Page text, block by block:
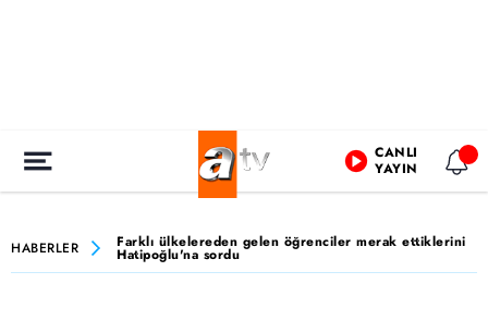
CANLI
YAYIN
HABERLER Farklı ülkelereden gelen öğrenciler merak ettiklerini
Hatipoğlu'na sordu